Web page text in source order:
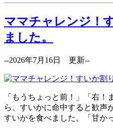
ママチャレンジ！
ました。
--2026年7月16日 更新--
「もうちょっと前！」「右
ら、すいかに命中すると歓声
すいかを食べました。「甘か